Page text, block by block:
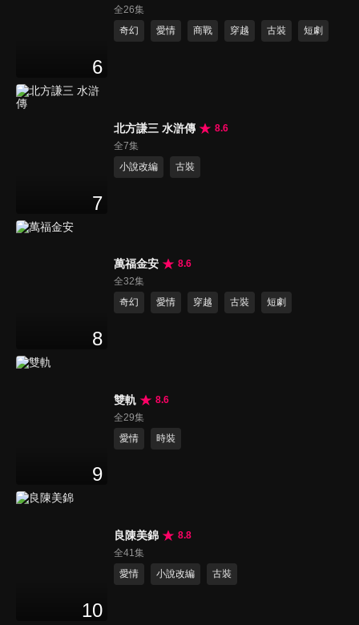
6
全26集
奇幻
愛情 商戰 穿越 古裝 短劇
7
北方謙三 水滸傳
8.6
全7集
小說改編
古裝
8
萬福金安
8.6
全32集
奇幻
愛情 穿越 古裝 短劇
9
雙軌
8.6
全29集
愛情
時裝
10
良陳美錦
8.8
全41集
愛情
小說改編 古裝